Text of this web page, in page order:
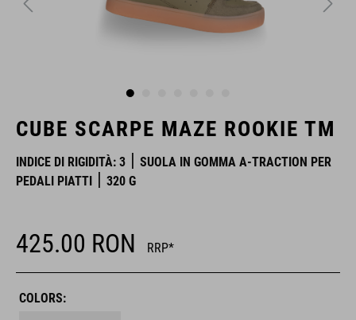
CUBE SCARPE MAZE ROOKIE TM
INDICE DI RIGIDITÀ: 3
SUOLA IN GOMMA A-TRACTION PER
PEDALI PIATTI
320 G
425.00 RON RRP*
COLORS: